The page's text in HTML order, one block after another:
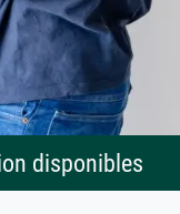
disponibles